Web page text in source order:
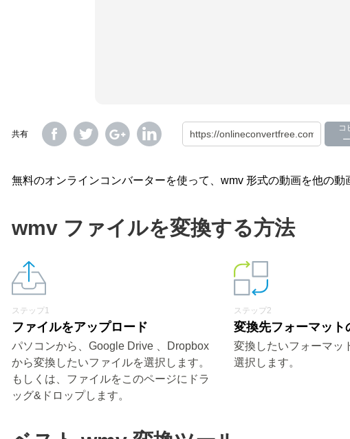
共有
コ
ー
無料のオンラインコンバーターを使って、wmv 形式の動画を他の
wmv ファイルを変換する方法
ステップ1
ファイルをアップロード
パソコンから、Google Drive 、Dropbox
から変換したいファイルを選択します。
もしくは、ファイルをこのページにドラ
ッグ&ドロップします。
ステップ2
変換先フォーマット
変換したいフォーマッ
選択します。